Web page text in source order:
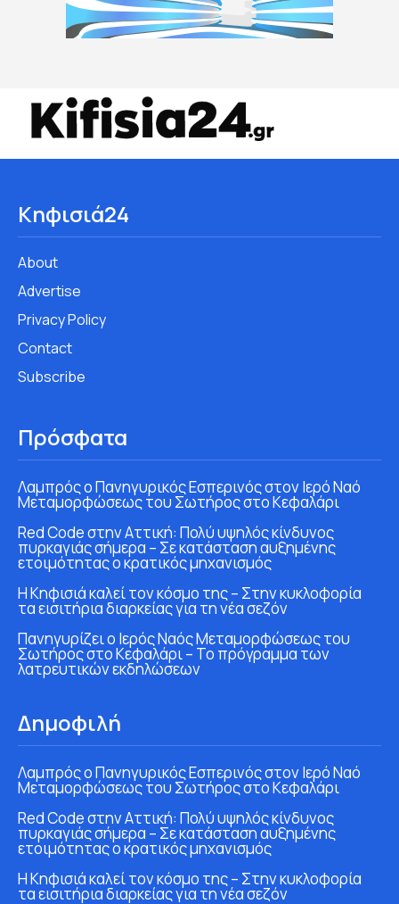
Κηφισιά24
About
Advertise
Privacy Policy
Contact
Subscribe
Πρόσφατα
Λαμπρός ο Πανηγυρικός Εσπερινός στον Ιερό Ναό
Μεταμορφώσεως του Σωτήρος στο Κεφαλάρι
Red Code στην Αττική: Πολύ υψηλός κίνδυνος
πυρκαγιάς σήμερα – Σε κατάσταση αυξημένης
ετοιμότητας ο κρατικός μηχανισμός
Η Κηφισιά καλεί τον κόσμο της – Στην κυκλοφορία
τα εισιτήρια διαρκείας για τη νέα σεζόν
Πανηγυρίζει ο Ιερός Ναός Μεταμορφώσεως του
Σωτήρος στο Κεφαλάρι – Το πρόγραμμα των
λατρευτικών εκδηλώσεων
Δημοφιλή
Λαμπρός ο Πανηγυρικός Εσπερινός στον Ιερό Ναό
Μεταμορφώσεως του Σωτήρος στο Κεφαλάρι
Red Code στην Αττική: Πολύ υψηλός κίνδυνος
πυρκαγιάς σήμερα – Σε κατάσταση αυξημένης
ετοιμότητας ο κρατικός μηχανισμός
Η Κηφισιά καλεί τον κόσμο της – Στην κυκλοφορία
τα εισιτήρια διαρκείας για τη νέα σεζόν